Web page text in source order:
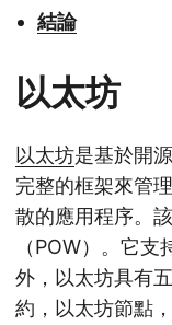
結論
以太坊
以太坊是基於開
完整的框架來管
散的應用程序。
（POW）。它
外，以太坊具有
約，以太坊節點